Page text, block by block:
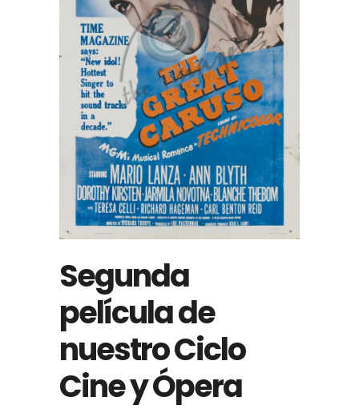
Segunda
película de
nuestro Ciclo
Cine y Ópera